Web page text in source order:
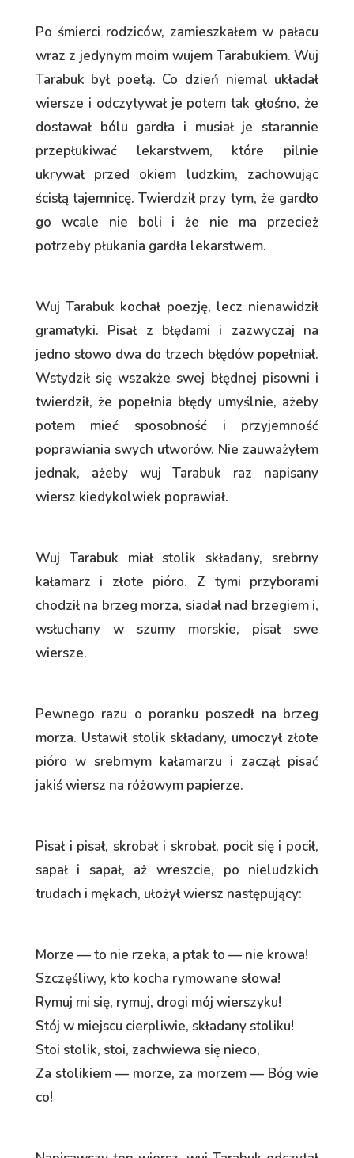
Po śmierci rodziców, zamieszkałem w pałacu
wraz z jedynym moim wujem Tarabukiem. Wuj
Tarabuk był poetą. Co dzień niemal układał
wiersze i odczytywał je potem tak głośno, że
dostawał bólu gardła i musiał je starannie
przepłukiwać lekarstwem, które pilnie
ukrywał przed okiem ludzkim, zachowując
ścisłą tajemnicę. Twierdził przy tym, że gardło
go wcale nie boli i że nie ma przecież
potrzeby płukania gardła lekarstwem.
Wuj Tarabuk kochał poezję, lecz nienawidził
gramatyki. Pisał z błędami i zazwyczaj na
jedno słowo dwa do trzech błędów popełniał.
Wstydził się wszakże swej błędnej pisowni i
twierdził, że popełnia błędy umyślnie, ażeby
potem mieć sposobność i przyjemność
poprawiania swych utworów. Nie zauważyłem
jednak, ażeby wuj Tarabuk raz napisany
wiersz kiedykolwiek poprawiał.
Wuj Tarabuk miał stolik składany, srebrny
kałamarz i złote pióro. Z tymi przyborami
chodził na brzeg morza, siadał nad brzegiem i,
wsłuchany w szumy morskie, pisał swe
wiersze.
Pewnego razu o poranku poszedł na brzeg
morza. Ustawił stolik składany, umoczył złote
pióro w srebrnym kałamarzu i zaczął pisać
jakiś wiersz na różowym papierze.
Pisał i pisał, skrobał i skrobał, pocił się i pocił,
sapał i sapał, aż wreszcie, po nieludzkich
trudach i mękach, ułożył wiersz następujący:
Morze — to nie rzeka, a ptak to — nie krowa!
Szczęśliwy, kto kocha rymowane słowa!
Rymuj mi się, rymuj, drogi mój wierszyku!
Stój w miejscu cierpliwie, składany stoliku!
Stoi stolik, stoi, zachwiewa się nieco,
Za stolikiem — morze, za morzem — Bóg wie
co!